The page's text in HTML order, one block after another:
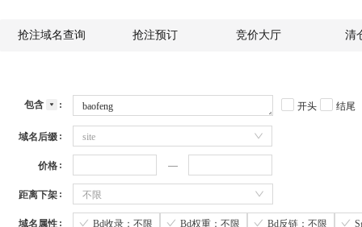
抢注域名查询 抢注预订 竞价大厅 清
包含 开头 结尾
域名后缀 site
价格
距离下架 不限
域名属性 Bd收录：不限 Bd权重：不限 Bd反链：不限